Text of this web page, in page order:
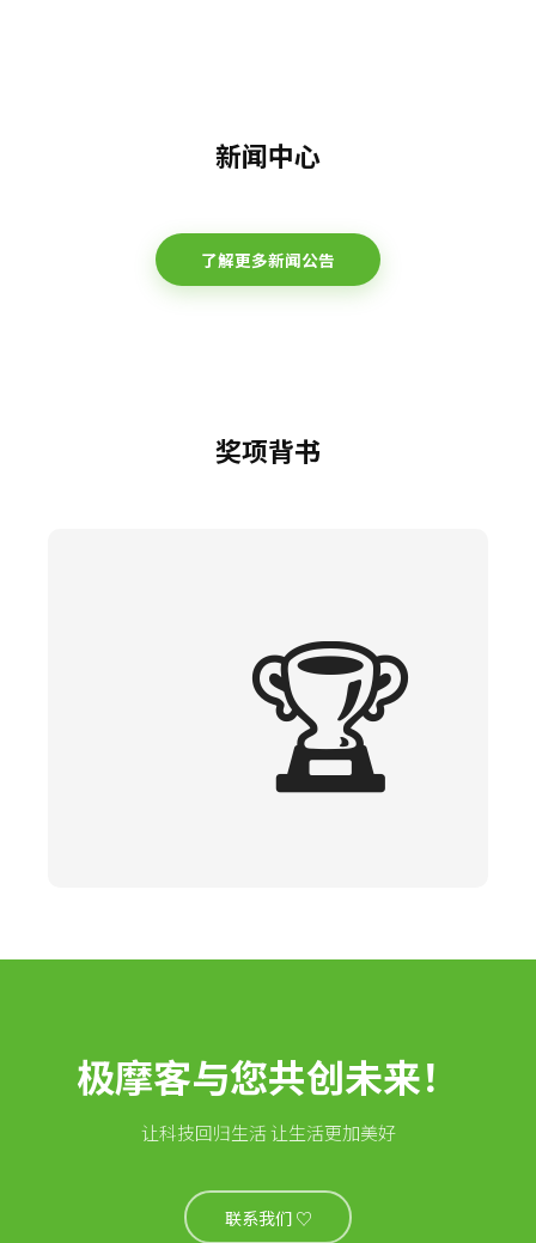
新闻中心
了解更多新闻公告
奖项背书
🏆
极摩客与您共创未来！
让科技回归生活 让生活更加美好
联系我们 ♡